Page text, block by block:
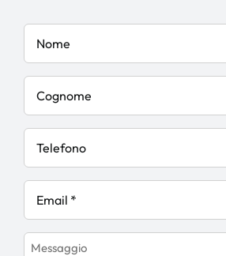
Nome
Cognome
Telefono
Email
Messaggio